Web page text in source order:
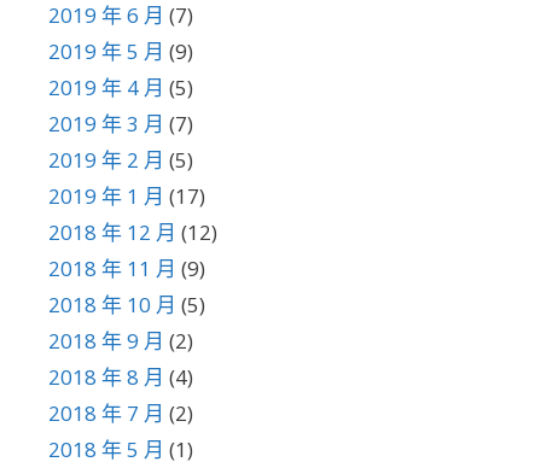
2019 年 6 月 (7)
2019 年 5 月 (9)
2019 年 4 月 (5)
2019 年 3 月 (7)
2019 年 2 月 (5)
2019 年 1 月 (17)
2018 年 12 月 (12)
2018 年 11 月 (9)
2018 年 10 月 (5)
2018 年 9 月 (2)
2018 年 8 月 (4)
2018 年 7 月 (2)
2018 年 5 月 (1)